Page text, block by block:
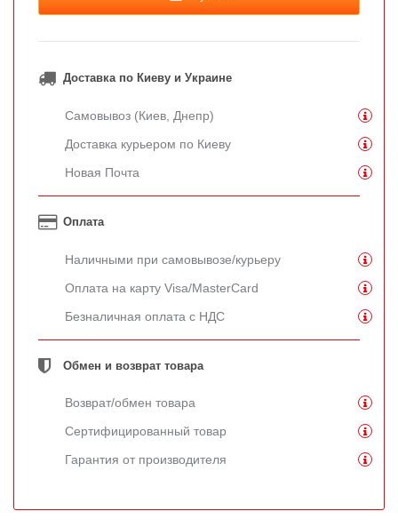
Доставка по Киеву и Украине
Самовывоз (Киев, Днепр)
Доставка курьером по Киеву
Новая Почта
Оплата
Наличными при самовывозе/курьеру
Оплата на карту Visa/MasterCard
Безналичная оплата с НДС
Обмен и возврат товара
Возврат/обмен товара
Сертифицированный товар
Гарантия от производителя